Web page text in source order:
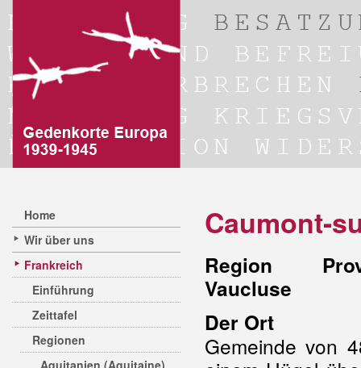
Home
Wir über uns
Frankreich
Einführung
Zeittafel
Regionen
Aquitanien (Aquitaine)
Caumont-
Region
Vaucluse
Der Ort
Gemeinde von